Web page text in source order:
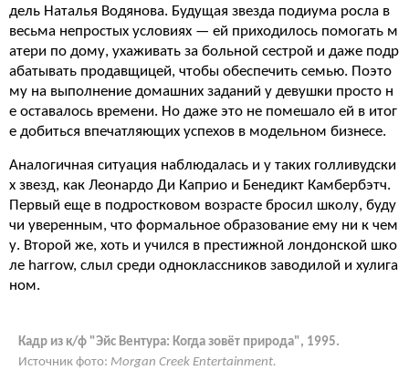
дель Наталья Водянова. Будущая звезда подиума росла в
весьма непростых условиях — ей приходилось помогать м
атери по дому, ухаживать за больной сестрой и даже подр
абатывать продавщицей, чтобы обеспечить семью. Поэто
му на выполнение домашних заданий у девушки просто н
е оставалось времени. Но даже это не помешало ей в итог
е добиться впечатляющих успехов в модельном бизнесе.
Аналогичная ситуация наблюдалась и у таких голливудски
х звезд, как Леонардо Ди Каприо и Бенедикт Камбербэтч.
Первый еще в подростковом возрасте бросил школу, буду
чи уверенным, что формальное образование ему ни к чем
у. Второй же, хоть и учился в престижной лондонской шко
ле harrow, слыл среди одноклассников заводилой и хулига
ном.
Кадр из к/ф "Эйс Вентура: Когда зовёт природа", 1995.
Источник фото: Morgan Creek Entertainment.